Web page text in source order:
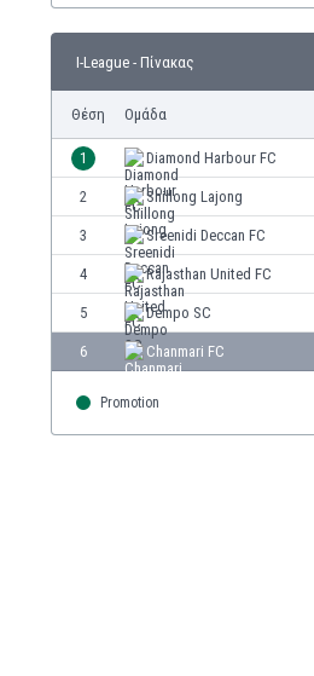
I-League - Πίνακας
Θέση Ομάδα
1 Diamond Harbour FC
2 Shillong Lajong
3 Sreenidi Deccan FC
4 Rajasthan United FC
5 Dempo SC
6 Chanmari FC
Promotion